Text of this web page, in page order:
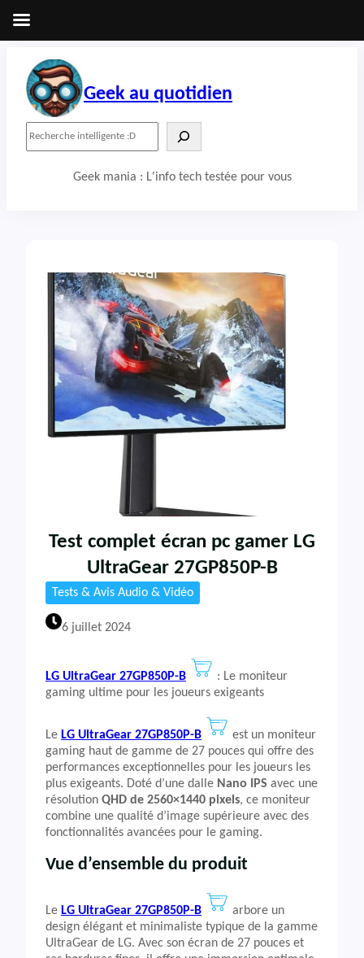
contenu
Geek au quotidien
Geek mania : L'info tech testée pour vous
Test complet écran pc gamer LG
UltraGear 27GP850P-B
Tests & Avis Audio & Vidéo
6 juillet 2024
LG UltraGear 27GP850P-B
: Le moniteur
gaming ultime pour les joueurs exigeants
Le LG UltraGear 27GP850P-B
est un moniteur
gaming haut de gamme de 27 pouces qui offre des
performances exceptionnelles pour les joueurs les
plus exigeants. Doté d’une dalle Nano IPS avec une
résolution QHD de 2560×1440 pixels, ce moniteur
combine une qualité d’image supérieure avec des
fonctionnalités avancées pour le gaming.
Vue d’ensemble du produit
Le LG UltraGear 27GP850P-B
arbore un
design élégant et minimaliste typique de la gamme
UltraGear de LG. Avec son écran de 27 pouces et